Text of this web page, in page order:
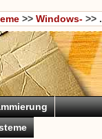
>> Windows- >> .